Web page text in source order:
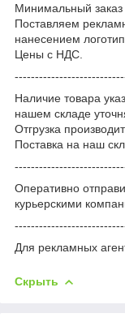
Минимальный заказ
Поставляем
нанесением
Цены с НДС.
Наличие товара
нашем складе
Отгрузка
Поставка на наш
Оперативно
курьерскими
Для рекламных
Скрыть